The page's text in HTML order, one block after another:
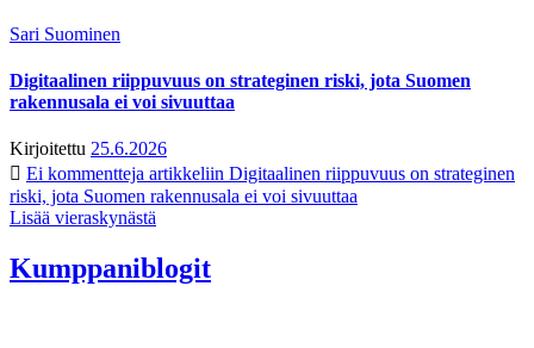
Sari Suominen
Digitaalinen riippuvuus on strateginen riski, jota Suomen
rakennusala ei voi sivuuttaa
Kirjoitettu 25.6.2026
Ei kommentteja artikkeliin Digitaalinen riippuvuus on strateginen
riski, jota Suomen rakennusala ei voi sivuuttaa
Lisää vieraskynästä
Kumppaniblogit